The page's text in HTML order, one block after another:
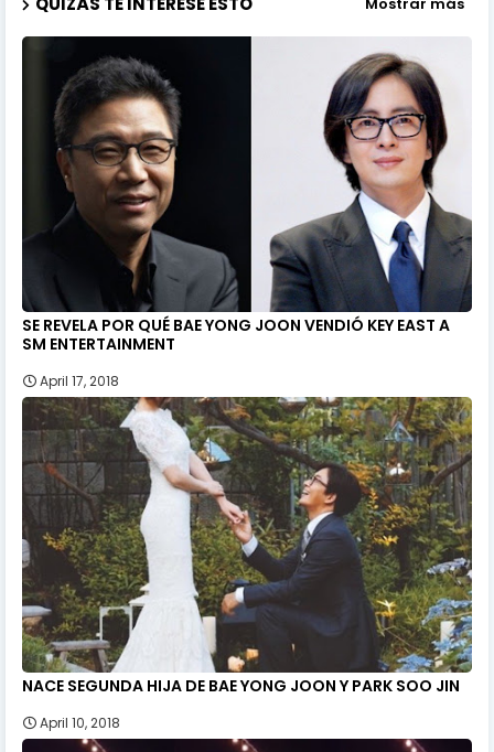
SE REVELA POR QUÉ BAE YONG JOON VENDIÓ KEY EAST A
SM ENTERTAINMENT
April 17, 2018
NACE SEGUNDA HIJA DE BAE YONG JOON Y PARK SOO JIN
April 10, 2018